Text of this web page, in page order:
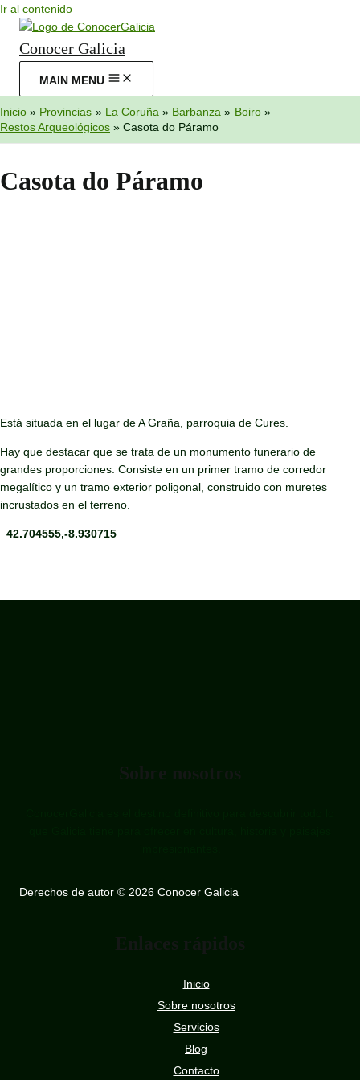
Ir al contenido
Conocer Galicia
MAIN MENU
Inicio Provincias La Coruña Barbanza
Boiro
Restos Arqueológicos
Casota do Páramo
Casota do Páramo
Está situada en el lugar de A Graña, parroquia de Cures.
Hay que destacar que se trata de un monumento funerario de
grandes proporciones. Consiste en un primer tramo de corredor
megalítico y un tramo exterior poligonal, construido con muretes
incrustados en el terreno.
42.704555,-8.930715
Derechos de autor © 2026 Conocer Galicia
Inicio
Sobre nosotros
Servicios
Blog
Contacto